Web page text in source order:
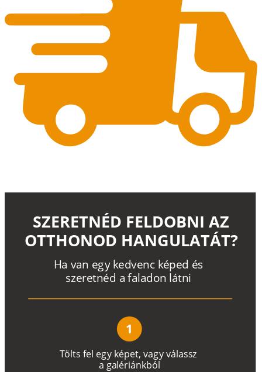
Tölts fel egy képet, vagyválassz
a galériánkból
Ha van egy kedvenc képed és
szeretnéd a faladon látni
SZERETNÉD FELDOBNI AZ
OTTHONOD HANGULATÁT?
1